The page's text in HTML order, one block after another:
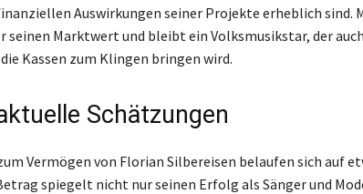
Auswirkungen seiner Projekte erheblich sind.
seinen Marktwert und bleibt ein Volksmusikstar, der
Kassen zum Klingen bringen wird.
Schätzungen
Vermögen von Florian Silbereisen belaufen sich auf
spiegelt nicht nur seinen Erfolg als Sänger und